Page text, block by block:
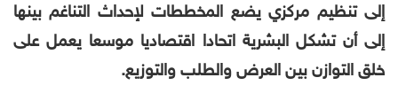
إلى تنظيم مركزي يضع المخططات لإحداث التناغم بينها
إلى أن تشكل البشرية اتحادا اقتصاديا موسعا يعمل على
خلق التوازن بين العرض والطلب والتوزيع.